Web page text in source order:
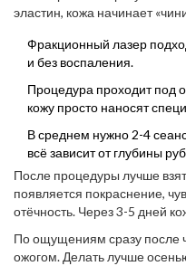
нетронутой и помогает
которые «подверглись
эластин, кожа начинает
Фракционный лазер
и без воспаления.
Процедура проходит под
кожу просто наносят
В среднем нужно 2-4
всё зависит от глубины
После процедуры лучше
появляется покраснение,
отёчность. Через 3-5 дней
руками, чтобы не остались
По ощущениям сразу после
ожогом. Делать лучше